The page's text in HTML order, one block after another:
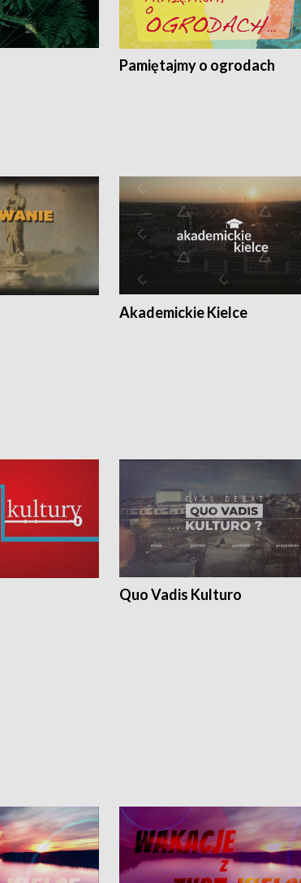
Pamiętajmy o ogrodach
Akademickie Kielce
Quo Vadis Kulturo